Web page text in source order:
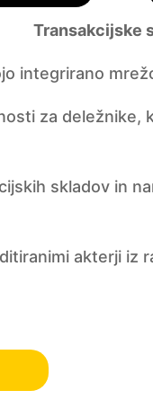
Transakcijske
integrirano
za
skladov in
akterji